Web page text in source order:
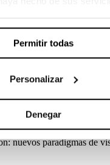
Permitir todas
Personalizar
Denegar
e imaginarios
Fotografía humanista y
género en la fotografía
Cineensayo
y postcine
nuevos paradigmas de